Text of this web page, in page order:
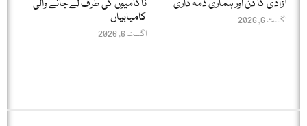
آزادی کا دن اور ہماری ذمہ داری
اگست 6, 2026
ناکامیوں کی طرف لے جانے والی
کامیابیاں
اگست 6, 2026